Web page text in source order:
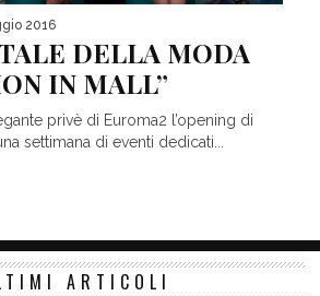
2016
DELLA MODA
IN MALL”
privè di Euroma2 l’opening di
settimana di eventi dedicati...
ARTICOLI